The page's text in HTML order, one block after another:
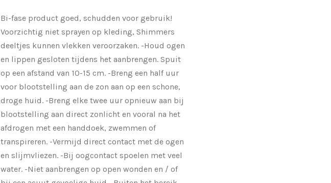
Bi-fase product goed, schudden voor gebruik!
Voorzichtig niet sprayen op kleding, Shimmers
deeltjes kunnen vlekken veroorzaken. -Houd ogen
en lippen gesloten tijdens het aanbrengen. Spuit
op een afstand van 10-15 cm. -Breng een half uur
voor blootstelling aan de zon aan op een schone,
droge huid. -Breng elke twee uur opnieuw aan bij
blootstelling aan direct zonlicht en vooral na het
afdrogen met een handdoek, zwemmen of
transpireren. -Vermijd direct contact met de ogen
en slijmvliezen. -Bij oogcontact spoelen met veel
water. -Niet aanbrengen op open wonden en / of